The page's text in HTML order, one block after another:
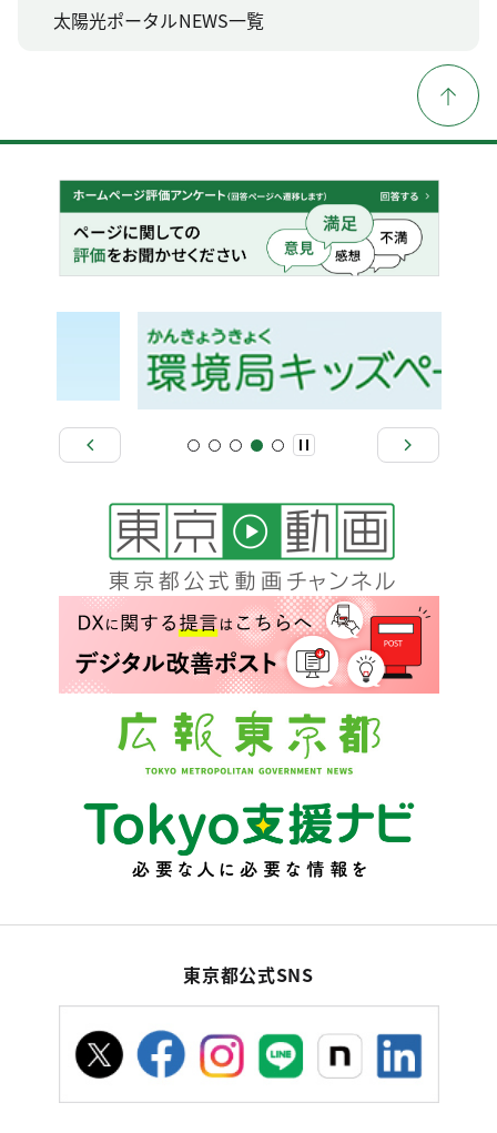
太陽光ポータルNEWS一覧
東京都公式SNS